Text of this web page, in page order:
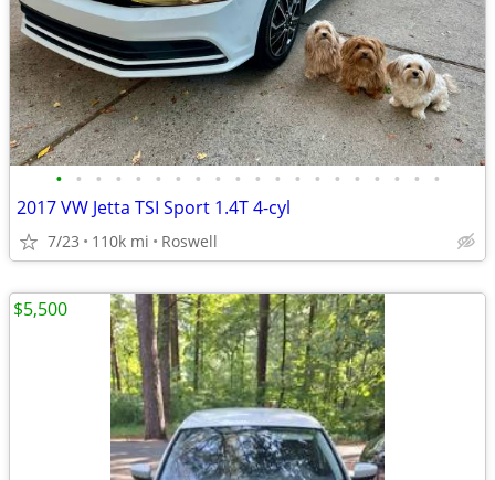
• • • • • • • • • • • • • • • • • • • •
2017 VW Jetta TSI Sport 1.4T 4-cyl
7/23 110k mi Roswell
$5,500